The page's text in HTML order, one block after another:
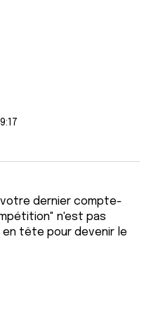
dernier compte-
n'est pas
en tête pour devenir le